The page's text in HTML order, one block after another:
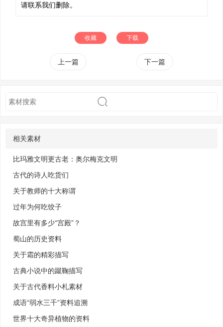
请联系我们删除。
收藏 下载
上一篇 下一篇
相关素材
比玛雅文明更古老：奥尔梅克文明
古代的诗人吃货们
关于教师的十大称谓
过年为何吃饺子
故宫里有多少“宫殿”？
蜀山的历史资料
关于霜的精彩描写
古典小说中的蹴鞠描写
关于古代香料小札素材
成语“弱水三千”资料追溯
世界十大奇异植物的资料